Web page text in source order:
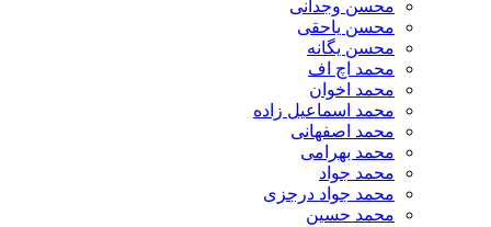
محسن وجدانی
محسن یاحقی
محسن یگانه
محمد اچ اف
محمد اخوان
محمد اسماعیل زاده
محمد اصفهانی
محمد بهرامی
محمد جواد
محمد جواد درجزی
محمد حسین